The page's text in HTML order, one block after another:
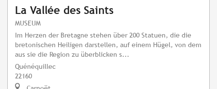
La Vallée des Saints
MUSEUM
Im Herzen der Bretagne stehen über 200 Statuen, die die
bretonischen Heiligen darstellen, auf einem Hügel, von dem
aus sie die Region zu überblicken s...
Quénéquillec
22160